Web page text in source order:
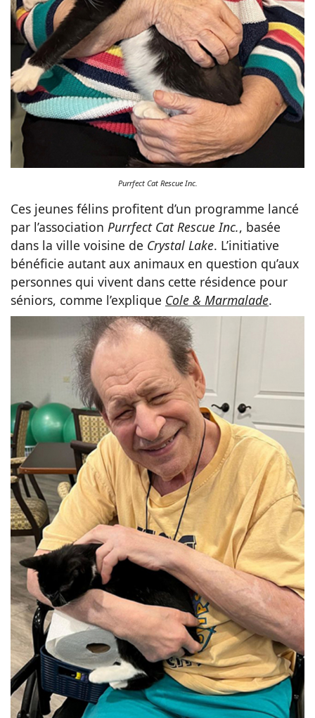
Purrfect Cat Rescue Inc.
Ces jeunes félins profitent d’un programme lancé
par l’association Purrfect Cat Rescue Inc., basée
dans la ville voisine de Crystal Lake. L’initiative
bénéficie autant aux animaux en question qu’aux
personnes qui vivent dans cette résidence pour
séniors, comme l’explique Cole & Marmalade.